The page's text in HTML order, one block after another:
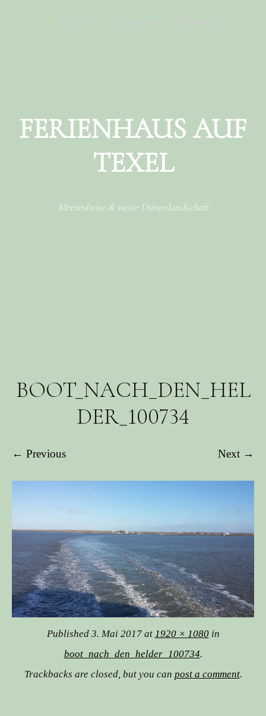
FERIENHAUS AUF
TEXEL
Meeresbrise & weite Dünenlandschaft
BOOT_NACH_DEN_HEL
DER_100734
← Previous Next →
Published 3. Mai 2017at 1920 × 1080in
boot_nach_den_helder_100734.
Trackbacks are closed, but you can post a comment.